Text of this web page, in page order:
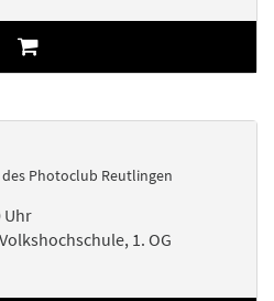
Photoclub Reutlingen
Uhr
1. OG